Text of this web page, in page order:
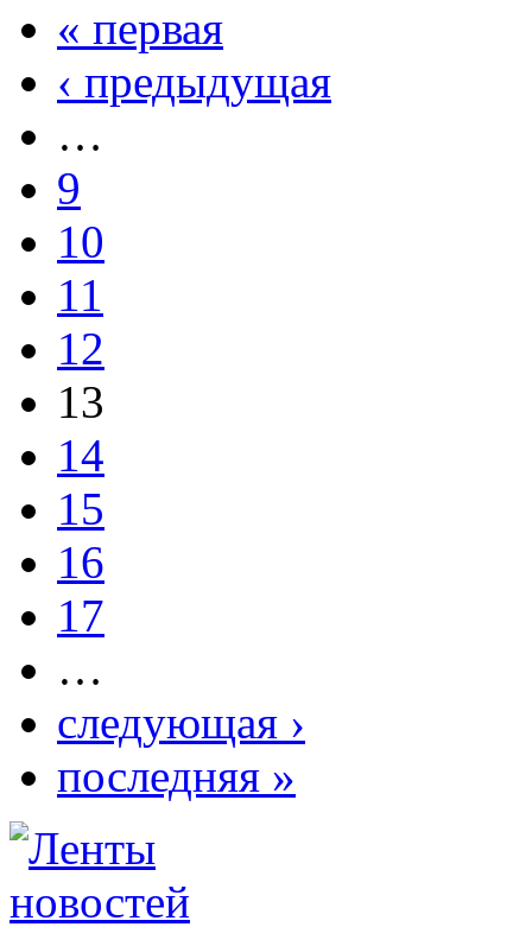
« первая
‹ предыдущая
…
9
10
11
12
13
14
15
16
17
…
следующая ›
последняя »